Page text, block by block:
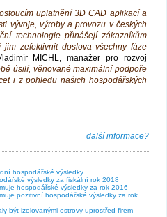
uplatnění 3D CAD aplikací a
vývoje, výroby a provozu v českých
technologie přinášejí zákazníkům
zefektivnit doslova všechny fáze
MICHL, manažer pro rozvoj
úsilí, věnované maximální podpoře
i z pohledu našich hospodářských
další informace?
hospodářské výsledky
výsledky za fiskální rok 2018
hospodářské výsledky za rok 2016
pozitivní hospodářské výsledky za rok
být izolovanými ostrovy uprostřed firem